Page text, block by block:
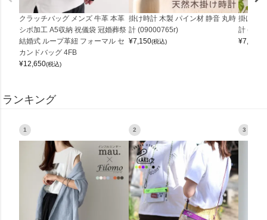
クラッチバッグ メンズ 牛革 本革
シボ加工 A5収納 祝儀袋 冠婚葬祭
結婚式 ループ革紐 フォーマル セ
カンドバッグ 4FB
¥12,650(税込)
掛け時計 木製 パイン材 静音 丸時
計 (09000765r)
¥7,150(税込)
掛け時
計
¥7,150
ランキング
1 2 3